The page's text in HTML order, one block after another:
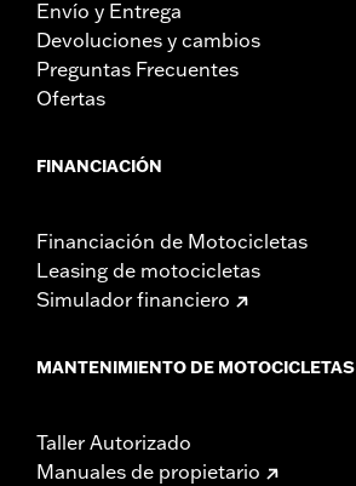
Envío y Entrega
Devoluciones y cambios
Preguntas Frecuentes
Ofertas
FINANCIACIÓN
Financiación de Motocicletas
Leasing de motocicletas
Simulador financiero
MANTENIMIENTO DE MOTOCICLETAS
Taller Autorizado
Manuales de propietario